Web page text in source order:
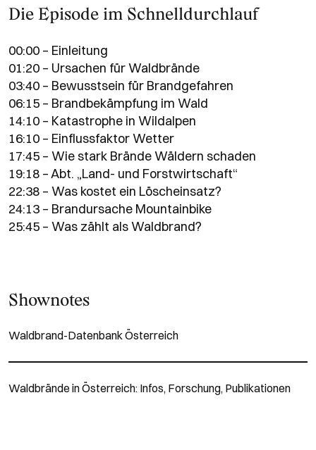
Die Episode im Schnelldurchlauf
00:00 – Einleitung
01:20 – Ursachen für Waldbrände
03:40 – Bewusstsein für Brandgefahren
06:15 – Brandbekämpfung im Wald
14:10 – Katastrophe in Wildalpen
16:10 – Einflussfaktor Wetter
17:45 – Wie stark Brände Wäldern schaden
19:18 – Abt. „Land- und Forstwirtschaft“
22:38 – Was kostet ein Löscheinsatz?
24:13 – Brandursache Mountainbike
25:45 – Was zählt als Waldbrand?
Shownotes
Waldbrand-Datenbank Österreich
Waldbrände in Österreich: Infos, Forschung, Publikationen